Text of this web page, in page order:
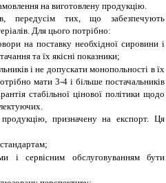
на виготовлену продукцію.
передусім тих, що забезпечують
Для цього потрібно:
на поставку необхідної сировини і
та їх якісні показники;
і не допускати монопольності в їх
мати 3-4 і більше постачальників
стабільної цінової політики щодо
призначену на експорт. Ця
і сервісним обслуговуванням бути